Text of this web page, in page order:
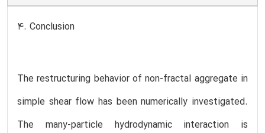
4. Conclusion
The restructuring behavior of non-fractal aggregate in
simple shear flow has been numerically investigated.
The many-particle hydrodynamic interaction is